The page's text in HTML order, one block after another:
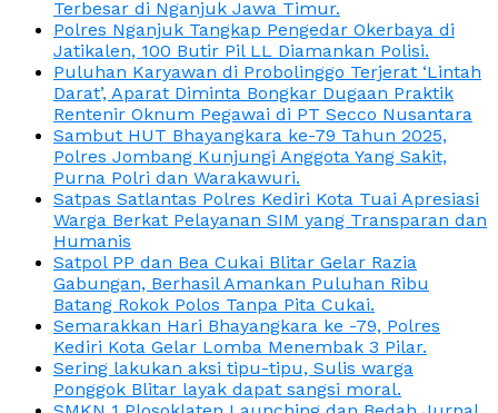
Terbesar di Nganjuk Jawa Timur.
Polres Nganjuk Tangkap Pengedar Okerbaya di
Jatikalen, 100 Butir Pil LL Diamankan Polisi.
Puluhan Karyawan di Probolinggo Terjerat ‘Lintah
Darat’, Aparat Diminta Bongkar Dugaan Praktik
Rentenir Oknum Pegawai di PT Secco Nusantara
Sambut HUT Bhayangkara ke-79 Tahun 2025,
Polres Jombang Kunjungi Anggota Yang Sakit,
Purna Polri dan Warakawuri.
Satpas Satlantas Polres Kediri Kota Tuai Apresiasi
Warga Berkat Pelayanan SIM yang Transparan dan
Humanis
Satpol PP dan Bea Cukai Blitar Gelar Razia
Gabungan, Berhasil Amankan Puluhan Ribu
Batang Rokok Polos Tanpa Pita Cukai.
Semarakkan Hari Bhayangkara ke -79, Polres
Kediri Kota Gelar Lomba Menembak 3 Pilar.
Sering lakukan aksi tipu-tipu, Sulis warga
Ponggok Blitar layak dapat sangsi moral.